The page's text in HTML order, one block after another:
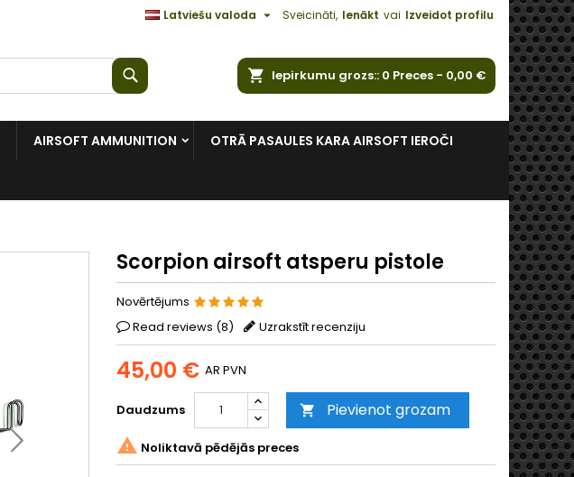
Sveicināti, Ienākt vai Izveidot profilu
Latviešu valoda 
Iepirkumu grozs: 0 Preces - 0,00 €
AIRSOFT AMMUNITION OTRĀ PASAULES KARA AIRSOFT IEROČI
Scorpion airsoft atsperu pistole
Novērtējums
Read reviews (8) Uzrakstīt recenziju
45,00 € AR PVN
Daudzums  Pievienot grozam
 Noliktavā pēdējās preces